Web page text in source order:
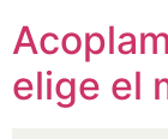
elige el